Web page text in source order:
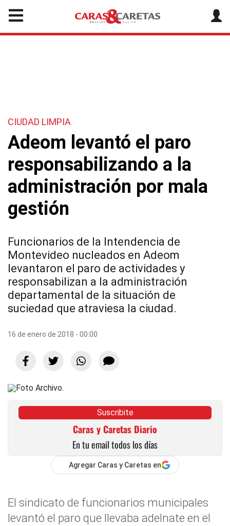
CIUDAD LIMPIA
Adeom levantó el paro
responsabilizando a la
administración por mala
gestión
Funcionarios de la Intendencia de
Montevideo nucleados en Adeom
levantaron el paro de actividades y
responsabilizan a la administración
departamental de la situación de
suciedad que atraviesa la ciudad.
16 de enero de 2018 - 00:00
Suscribite
Caras y Caretas Diario
En tu email todos los días
Agregar Caras y Caretas en
El sindicato de funcionarios municipales
levantó el paro que llevaba adelnate en el